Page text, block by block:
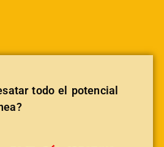
todo el potencial